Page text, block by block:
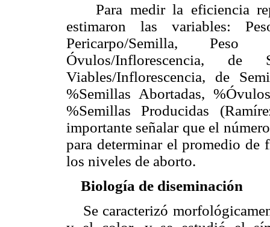
Para medir la eficiencia
estimaron las variables:
Pericarpo/Semilla,
Óvulos/Inflorescencia, de
Viables/Inflorescencia, de
%Semillas Abortadas,
%Semillas Producidas
importante señalar que el
para determinar el promedio de
los niveles de aborto.
Biología de diseminación
Se caracterizó